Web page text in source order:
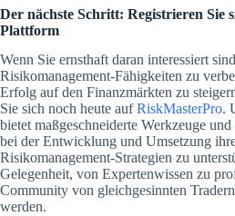
Der nächste Schritt: Registrieren Sie
Plattform
Wenn Sie ernsthaft daran interessiert
Risikomanagement-Fähigkeiten zu
Erfolg auf den Finanzmärkten zu
Sie sich noch heute aufRiskMasterPro.
bietet maßgeschneiderte Werkzeuge
bei der Entwicklung und Umsetzung
Risikomanagement-Strategien zu
Gelegenheit, von Expertenwissen zu
Community von gleichgesinnten
werden.